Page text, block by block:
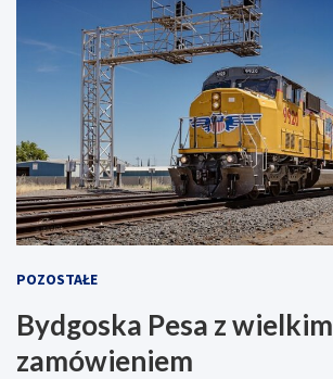
POZOSTAŁE
Bydgoska Pesa z wielkim
zamówieniem